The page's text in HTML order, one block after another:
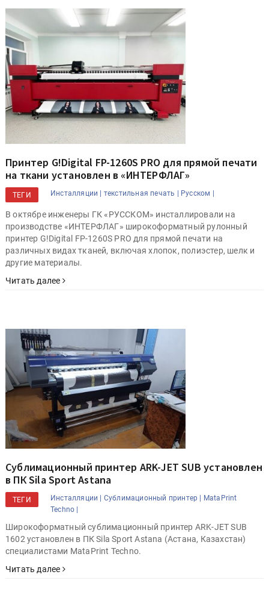
Принтер G!Digital FP-1260S PRO для прямой печати
на ткани установлен в «ИНТЕРФЛАГ»
ТЕГИ Инсталляции | текстильная печать | Русском |
В октябре инженеры ГК «РУССКОМ» инсталлировали на
производстве «ИНТЕРФЛАГ» широкоформатный рулонный
принтер G!Digital FP-1260S PRO для прямой печати на
различных видах тканей, включая хлопок, полиэстер, шелк и
другие материалы.
Читать далее
Сублимационный принтер ARK-JET SUB установлен
в ПК Sila Sport Astana
ТЕГИ Инсталляции | Сублимационный принтер |
MataPrint
Techno |
Широкоформатный сублимационный принтер ARK-JET SUB
1602 установлен в ПК Sila Sport Astana (Астана, Казахстан)
специалистами MataPrint Techno.
Читать далее